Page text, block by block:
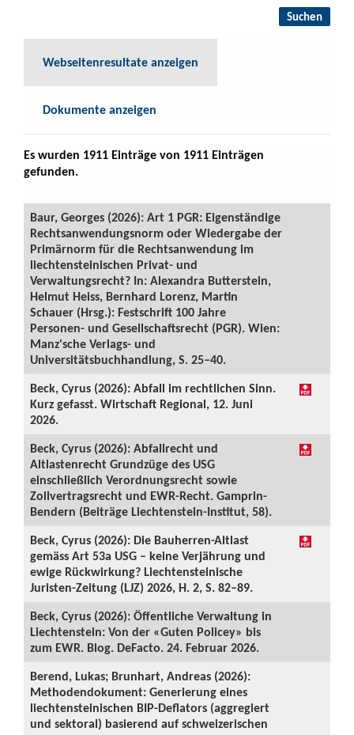
Webseitenresultate anzeigen
Dokumente anzeigen
Es wurden 1911 Einträge von 1911 Einträgen
gefunden.
Baur, Georges (2026): Art 1 PGR: Eigenständige
Rechtsanwendungsnorm oder Wiedergabe der
Primärnorm für die Rechtsanwendung im
liechtensteinischen Privat- und
Verwaltungsrecht? In: Alexandra Butterstein,
Helmut Heiss, Bernhard Lorenz, Martin
Schauer (Hrsg.): Festschrift 100 Jahre
Personen- und Gesellschaftsrecht (PGR). Wien:
Manz'sche Verlags- und
Universitätsbuchhandlung, S. 25–40.
Beck, Cyrus (2026): Abfall im rechtlichen Sinn.
Kurz gefasst. Wirtschaft Regional, 12. Juni
2026.
Beck, Cyrus (2026): Abfallrecht und
Altlastenrecht Grundzüge des USG
einschließlich Verordnungsrecht sowie
Zollvertragsrecht und EWR-Recht. Gamprin-
Bendern (Beiträge Liechtenstein-Institut, 58).
Beck, Cyrus (2026): Die Bauherren-Altlast
gemäss Art 53a USG – keine Verjährung und
ewige Rückwirkung? Liechtensteinische
Juristen-Zeitung (LJZ) 2026, H. 2, S. 82–89.
Beck, Cyrus (2026): Öffentliche Verwaltung in
Liechtenstein: Von der «Guten Policey» bis
zum EWR. Blog. DeFacto. 24. Februar 2026.
Berend, Lukas; Brunhart, Andreas (2026):
Methodendokument: Generierung eines
liechtensteinischen BIP-Deflators (aggregiert
und sektoral) basierend auf schweizerischen